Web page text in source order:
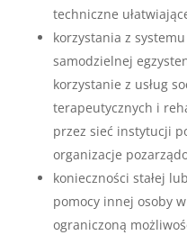
techniczne
korzystania z
samodzielnej
korzystanie z usług
terapeutycznych i
przez sieć instytucji
organizacje
konieczności stałej
pomocy innej osoby
ograniczoną